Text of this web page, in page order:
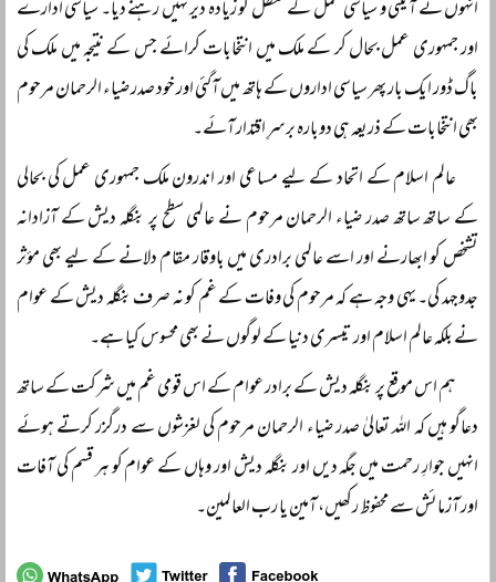
انہوں نے آئینی و سیاسی عمل کے تعطل کو زیادہ دیر نہیں رہنے دیا۔ سیاسی ادارے
اور جمہوری عمل بحال کر کے ملک میں انتخابات کرائے جس کے نتیجہ میں ملک کی
باگ ڈور ایک بار پھر سیاسی اداروں کے ہاتھ میں آگئی اور خود صدر ضیاء الرحمان مرحوم
بھی انتخابات کے ذریعہ ہی دوبارہ برسرِ اقتدار آئے۔
عالم اسلام کے اتحاد کے لیے مساعی اور اندرون ملک جمہوری عمل کی بحالی
کے ساتھ ساتھ صدر ضیاء الرحمان مرحوم نے عالمی سطح پر بنگلہ دیش کے آزادانہ
تشخص کو ابھارنے اور اسے عالمی برادری میں باوقار مقام دلانے کے لیے بھی مؤثر
جدوجہد کی۔ یہی وجہ ہے کہ مرحوم کی وفات کے غم کو نہ صرف بنگلہ دیش کے عوام
نے بلکہ عالم اسلام اور تیسری دنیا کے لوگوں نے بھی محسوس کیا ہے۔
ہم اس موقع پر بنگلہ دیش کے برادر عوام کے اس قومی غم میں شرکت کے ساتھ
دعاگو ہیں کہ اللہ تعالیٰ صدر ضیاء الرحمان مرحوم کی لغزشوں سے درگزر کرتے ہوئے
انہیں جوارِ رحمت میں جگہ دیں اور بنگلہ دیش اور وہاں کے عوام کو ہر قسم کی آفات
اور آزمائش سے محفوظ رکھیں، آمین یا رب العالمین۔